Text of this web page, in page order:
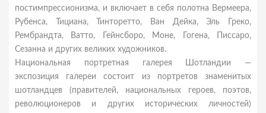
постимпрессионизма, и включает в себя полотна Вермеера,
Рубенса, Тициана, Тинторетто, Ван Дейка, Эль Греко,
Рембрандта, Ватто, Гейнсборо, Моне, Гогена, Писсаро,
Сезанна и других великих художников.
Национальная портретная галерея Шотландии —
экспозиция галереи состоит из портретов знаменитых
шотландцев (правителей, национальных героев, поэтов,
революционеров и других исторических личностей)